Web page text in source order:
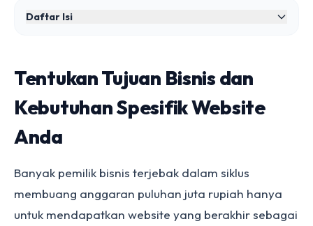
Daftar Isi
Tentukan Tujuan Bisnis dan
Kebutuhan Spesifik Website
Anda
Banyak pemilik bisnis terjebak dalam siklus
membuang anggaran puluhan juta rupiah hanya
untuk mendapatkan website yang berakhir sebagai